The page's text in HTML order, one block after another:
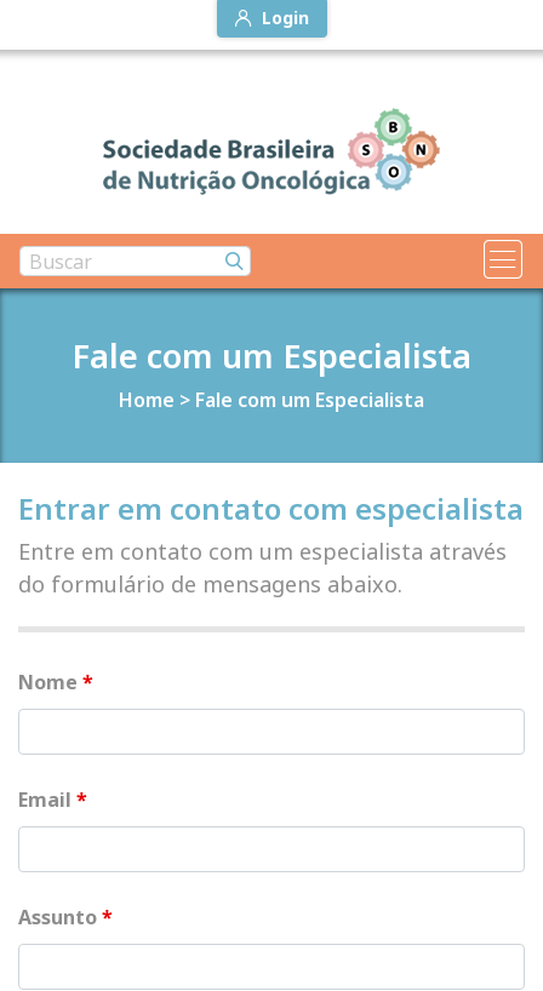
Login
Fale com um Especialista
Home > Fale com um Especialista
Entrar em contato com especialista
Entre em contato com um especialista através
do formulário de mensagens abaixo.
Nome *
Email *
Assunto*